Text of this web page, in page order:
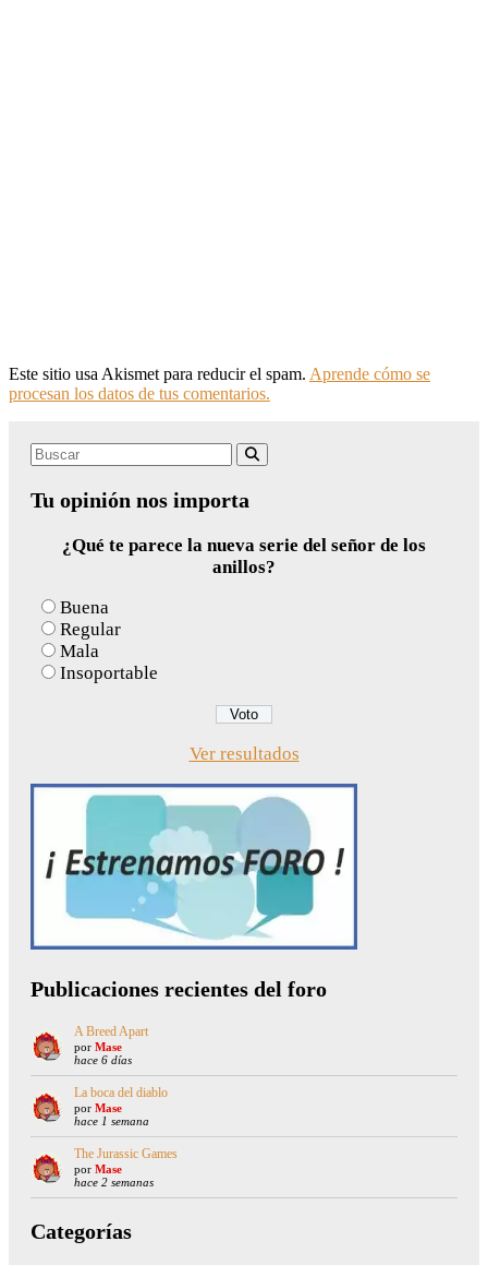
Este sitio usa Akismet para reducir el spam. Aprende cómo se
procesan los datos de tus comentarios.
Search
Tu opinión nos importa
¿Qué te parece la nueva serie del señor de los
anillos?
Buena
Regular
Mala
Insoportable
Ver resultados
Publicaciones recientes del foro
A Breed Apart
por Mase
hace 6 días
La boca del diablo
por Mase
hace 1 semana
The Jurassic Games
por Mase
hace 2 semanas
Categorías